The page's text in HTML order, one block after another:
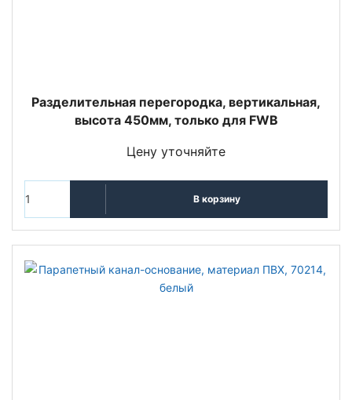
Разделительная перегородка, вертикальная,
высота 450мм, только для FWB
Цену уточняйте
В корзину